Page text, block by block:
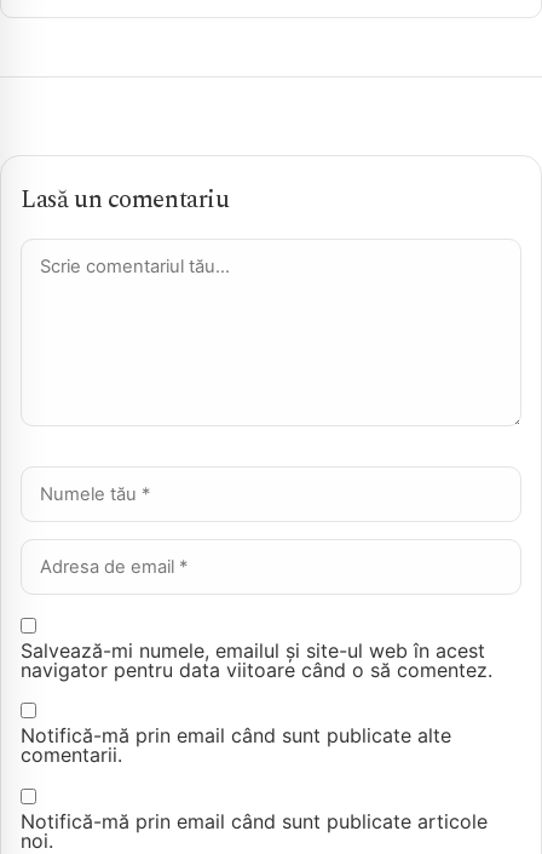
Lasă un comentariu
Comentariu *
Nume *
Email *
Salvează-mi numele, emailul și site-ul web în acest
navigator pentru data viitoare când o să comentez.
Notifică-mă prin email când sunt publicate alte
comentarii.
Notifică-mă prin email când sunt publicate articole
noi.